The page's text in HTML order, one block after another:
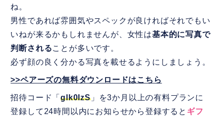
ね。
男性であれば雰囲気やスペックが良ければそれでもい
いねが来るかもしれませんが、女性は基本的に写真で
判断されることが多いです。
必ず顔の良く分かる写真を載せるようにしましょう。
>>ペアーズの無料ダウンロードはこちら
招待コード「glk0IzS」を3か月以上の有料プランに
登録して24時間以内にお知らせから登録すると ギフ